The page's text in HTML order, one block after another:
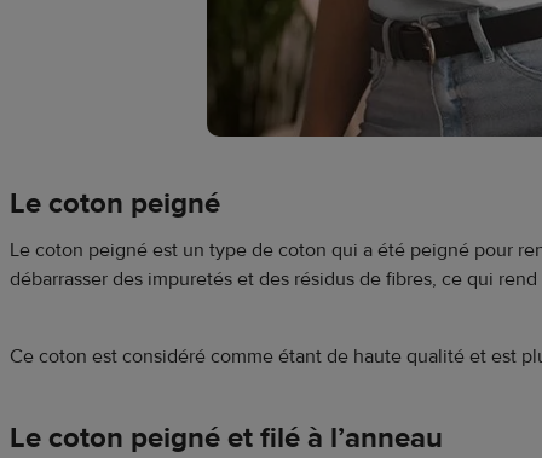
Le coton peigné
Le coton peigné est un type de coton qui a été peigné pour
débarrasser des impuretés et des résidus de fibres, ce qui
Ce coton est considéré comme étant de haute qualité et est
Le coton peigné et filé à l’anneau